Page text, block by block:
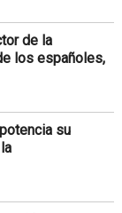
de la
los españoles,
su